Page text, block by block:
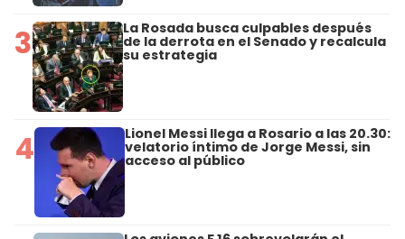
3 La Rosada busca culpables después
de la derrota en el Senado y recalcula
su estrategia
4 Lionel Messi llega a Rosario a las 20.30:
velatorio íntimo de Jorge Messi, sin
acceso al público